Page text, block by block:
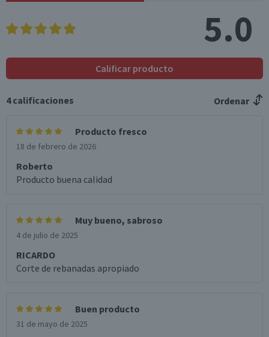
*Ingesta de referencia de un adulto promedio (8400 kj / 2000 kcal)
5.0
Calificar producto
4 calificaciones Ordenar
Producto fresco
18 de febrero de 2026
Roberto
Producto buena calidad
Muy bueno, sabroso
4 de julio de 2025
RICARDO
Corte de rebanadas apropiado
Buen producto
31 de mayo de 2025